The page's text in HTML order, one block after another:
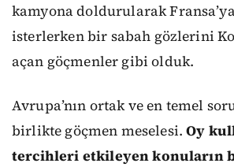
kamyona doldurularak
isterlerken bir sabah gözlerini
açan göçmenler gibi olduk.
Avrupa’nın ortak ve en temel
birlikte göçmen meselesi.Oy
tercihleri etkileyen konuların